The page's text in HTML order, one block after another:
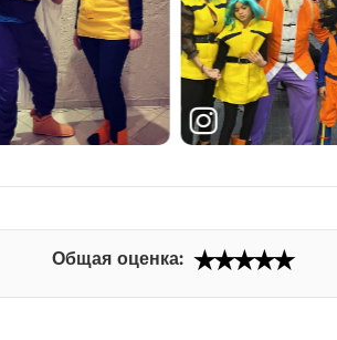
Общая оценка: